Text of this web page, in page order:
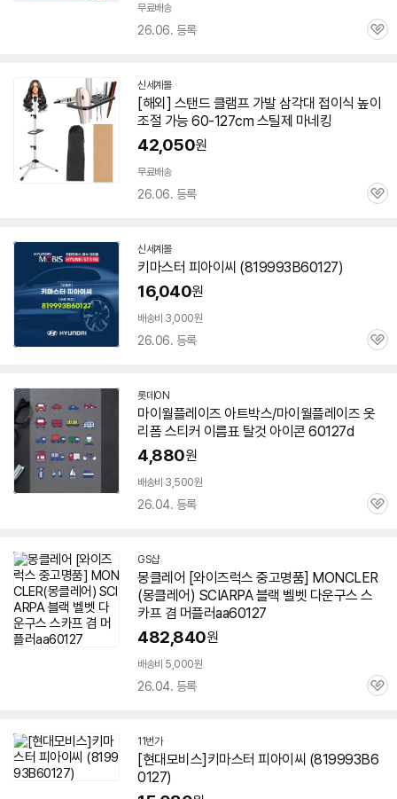
무료배송
26.06. 등록
관
신세계몰
[해외] 스탠드 클램프 가발 삼각대 접이식 높이
조절 가능 60-127cm 스틸제 마네킹
42,050원
무료배송
26.06. 등록
관
신세계몰
키마스터 피아이씨 (819993B60127)
16,040원
배송비 3,000원
26.06. 등록
관
롯데ON
마이월플레이즈 아트박스/마이월플레이즈 옷
리폼 스티커 이름표 탈것 아이콘 60127d
4,880원
배송비 3,500원
26.04. 등록
관
GS샵
몽클레어 [와이즈럭스 중고명품] MONCLER
(몽클레어) SCIARPA 블랙 벨벳 다운구스 스
카프 겸 머플러aa60127
482,840원
배송비 5,000원
26.04. 등록
관
11번가
[현대모비스]키마스터 피아이씨 (819993B6
0127)